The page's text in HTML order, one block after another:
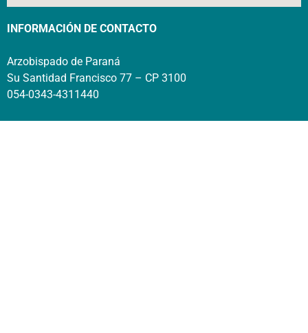
INFORMACIÓN DE CONTACTO
Arzobispado de Paraná
Su Santidad Francisco 77 – CP 3100
054-0343-4311440